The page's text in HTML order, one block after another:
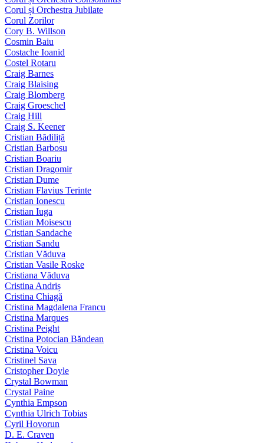
Corul și Orchestra Jubilate
Corul Zorilor
Cory B. Willson
Cosmin Baiu
Costache Ioanid
Costel Rotaru
Craig Barnes
Craig Blaising
Craig Blomberg
Craig Groeschel
Craig Hill
Craig S. Keener
Cristian Bădiliță
Cristian Barbosu
Cristian Boariu
Cristian Dragomir
Cristian Dume
Cristian Flavius Terinte
Cristian Ionescu
Cristian Iuga
Cristian Moisescu
Cristian Sandache
Cristian Sandu
Cristian Văduva
Cristian Vasile Roske
Cristiana Văduva
Cristina Andriș
Cristina Chiagă
Cristina Magdalena Francu
Cristina Marques
Cristina Peight
Cristina Potocian Băndean
Cristina Voicu
Cristinel Sava
Cristopher Doyle
Crystal Bowman
Crystal Paine
Cynthia Empson
Cynthia Ulrich Tobias
Cyril Hovorun
D. E. Craven